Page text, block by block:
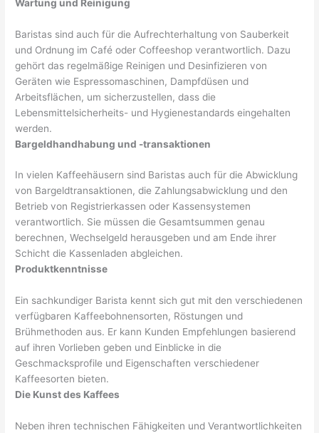
Wartung und Reinigung
Baristas sind auch für die Aufrechterhaltung von Sauberkeit
und Ordnung im Café oder Coffeeshop verantwortlich. Dazu
gehört das regelmäßige Reinigen und Desinfizieren von
Geräten wie Espressomaschinen, Dampfdüsen und
Arbeitsflächen, um sicherzustellen, dass die
Lebensmittelsicherheits- und Hygienestandards eingehalten
werden.
Bargeldhandhabung und -transaktionen
In vielen Kaffeehäusern sind Baristas auch für die Abwicklung
von Bargeldtransaktionen, die Zahlungsabwicklung und den
Betrieb von Registrierkassen oder Kassensystemen
verantwortlich. Sie müssen die Gesamtsummen genau
berechnen, Wechselgeld herausgeben und am Ende ihrer
Schicht die Kassenladen abgleichen.
Produktkenntnisse
Ein sachkundiger Barista kennt sich gut mit den verschiedenen
verfügbaren Kaffeebohnensorten, Röstungen und
Brühmethoden aus. Er kann Kunden Empfehlungen basierend
auf ihren Vorlieben geben und Einblicke in die
Geschmacksprofile und Eigenschaften verschiedener
Kaffeesorten bieten.
Die Kunst des Kaffees
Neben ihren technischen Fähigkeiten und Verantwortlichkeiten